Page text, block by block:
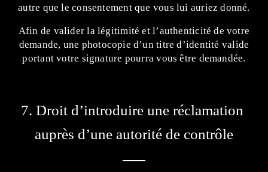
autre que le consentement que vous lui auriez donné.
Afin de valider la légitimité et l’authenticité de votre
demande, une photocopie d’un titre d’identité valide
portant votre signature pourra vous être demandée.
7. Droit d’introduire une réclamation
auprès d’une autorité de contrôle